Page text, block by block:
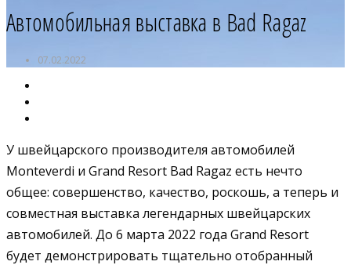
Автомобильная выставка в Bad Ragaz
07.02.2022
У швейцарского производителя автомобилей
Monteverdi и Grand Resort Bad Ragaz есть нечто
общее: совершенство, качество, роскошь, а теперь и
совместная выставка легендарных швейцарских
автомобилей. До 6 марта 2022 года Grand Resort
будет демонстрировать тщательно отобранный